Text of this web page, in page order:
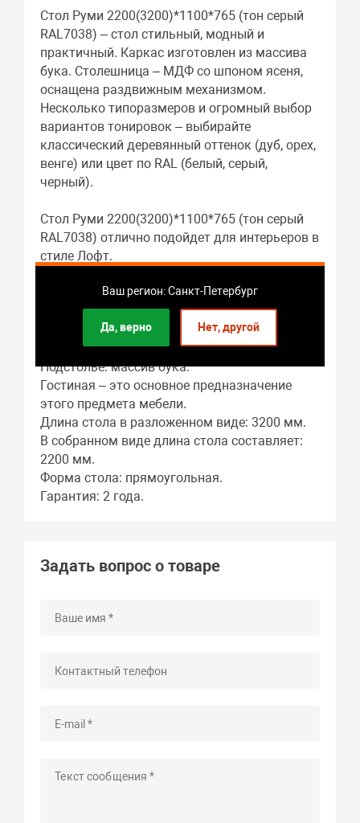
Ваш регион: Санкт-Петербург
Да, верно Нет, другой
Стол Руми 2200(3200)*1100*765 (тон серый
RAL7038) – стол стильный, модный и
практичный. Каркас изготовлен из массива
бука. Столешница – МДФ со шпоном ясеня,
оснащена раздвижным механизмом.
Несколько типоразмеров и огромный выбор
вариантов тонировок – выбирайте
классический деревянный оттенок (дуб, орех,
венге) или цвет по RAL (белый, серый,
черный).
Стол Руми 2200(3200)*1100*765 (тон серый
RAL7038) отлично подойдет для интерьеров в
стиле Лофт.
В качестве материала каркаса используется
массив бука.
Материалом столешницы служит МДФ шпон
Подстолье: массив бука.
Гостиная – это основное предназначение
этого предмета мебели.
Длина стола в разложенном виде: 3200 мм.
В собранном виде длина стола составляет:
2200 мм.
Форма стола: прямоугольная.
Гарантия: 2 года.
Задать вопрос о товаре